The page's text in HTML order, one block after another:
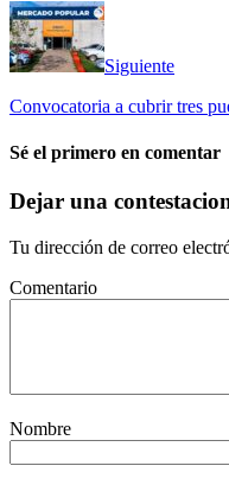
Siguiente
Convocatoria a cubrir tres
Sé el primero en comentar
Dejar una
Tu dirección de correo
Comentario
Nombre